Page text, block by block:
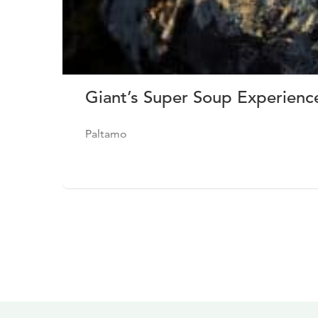
Giant’s Super Soup
Paltamo